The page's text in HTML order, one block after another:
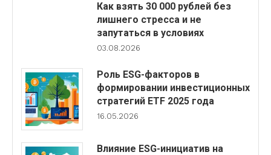
Как взять 30 000 рублей без
лишнего стресса и не
запутаться в условиях
03.08.2026
Роль ESG-факторов в
формировании инвестиционных
стратегий ETF 2025 года
16.05.2026
Влияние ESG-инициатив на